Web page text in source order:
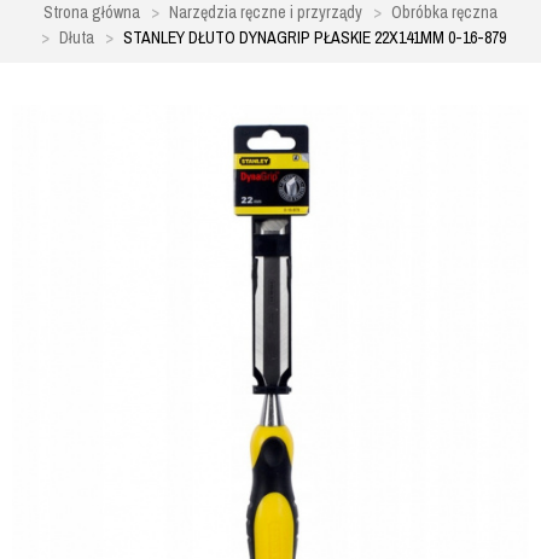
Strona główna Narzędzia ręczne i przyrządy
Obróbka ręczna
Dłuta
STANLEY DŁUTO DYNAGRIP PŁASKIE 22X141MM 0-16-879